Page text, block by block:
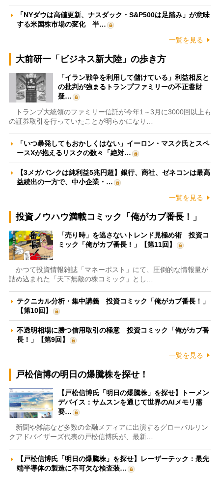
「NYダウは高値更新、ナスダック・S&P500は足踏み」が意味
する米国株市場の変化 半…
一覧を見る
大前研一「ビジネス新大陸」の歩き方
「イラン戦争を利用して儲けている」利益相反と
の批判が強まるトランプファミリーの不正蓄財
疑…
トランプ大統領のファミリー信託が今年1～3月に3000回以上も
の証券取引を行っていたことが明らかになり…
「いつ暴発してもおかしくはない」イーロン・マスク氏とスペ
ースXが抱えるリスクの数々「絶対…
【3メガバンクは純利益5兆円超】銀行、商社、ゼネコンは最高
益続出の一方で、中小企業・…
一覧を見る
投資ノウハウ満載コミック「俺がカブ番長！」
「売り時」を逃さないトレンド見極め術 投資コ
ミック「俺がカブ番長！」【第11回】
かつて投資情報雑誌「マネーポスト」にて、圧倒的な情報量が
詰め込まれた「天下無敵の株コミック」とし…
テクニカル分析・集中講義 投資コミック「俺がカブ番長！」
【第10回】
不透明相場に勝つ信用取引の極意 投資コミック「俺がカブ番
長！」【第9回】
一覧を見る
戸松信博の明日の爆騰株を探せ！
【戸松信博氏「明日の爆騰株」を探せ】トーメン
デバイス：サムスンを通じて世界のAIメモリ需
要…
新聞や雑誌など多数の金融メディアに出演するグローバルリン
クアドバイザーズ代表の戸松信博氏が、最新…
【戸松信博氏「明日の爆騰株」を探せ】レーザーテック：最先
端半導体の製造に不可欠な検査装…